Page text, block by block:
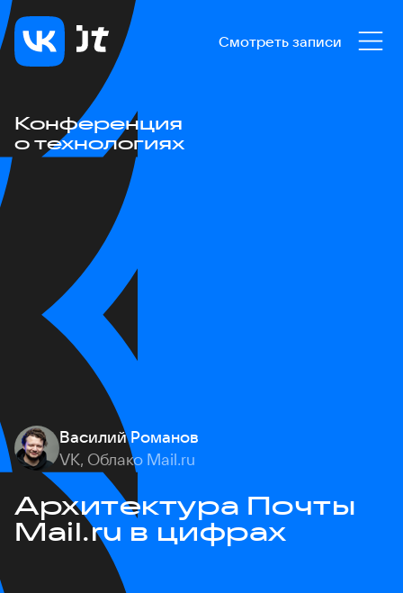
Смотреть записи
Конференция
о технологиях
Василий Романов
VK, Облако Mail.ru
Архитектура Почты
Mail.ru в цифрах